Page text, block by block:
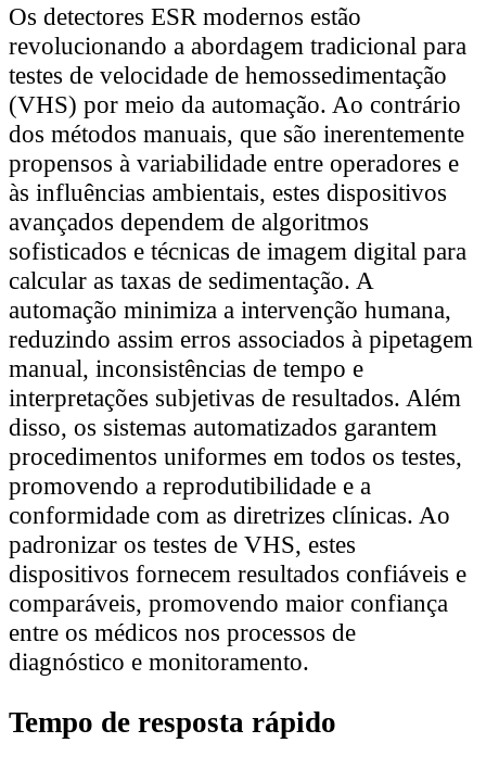
Os detectores ESR modernos estão
revolucionando a abordagem tradicional para
testes de velocidade de hemossedimentação
(VHS) por meio da automação. Ao contrário
dos métodos manuais, que são inerentemente
propensos à variabilidade entre operadores e
às influências ambientais, estes dispositivos
avançados dependem de algoritmos
sofisticados e técnicas de imagem digital para
calcular as taxas de sedimentação. A
automação minimiza a intervenção humana,
reduzindo assim erros associados à pipetagem
manual, inconsistências de tempo e
interpretações subjetivas de resultados. Além
disso, os sistemas automatizados garantem
procedimentos uniformes em todos os testes,
promovendo a reprodutibilidade e a
conformidade com as diretrizes clínicas. Ao
padronizar os testes de VHS, estes
dispositivos fornecem resultados confiáveis ​​e
comparáveis, promovendo maior confiança
entre os médicos nos processos de
diagnóstico e monitoramento.
Tempo de resposta rápido